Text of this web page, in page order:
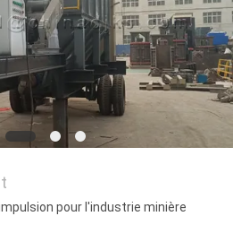
pour l'industrie minière